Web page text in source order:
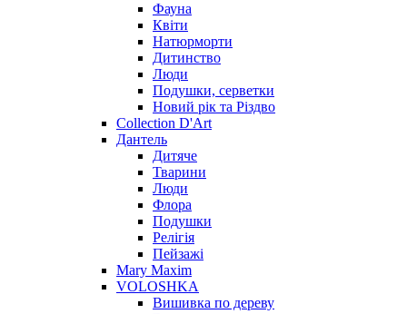
Фауна
Квіти
Натюрморти
Дитинство
Люди
Подушки, серветки
Новий рік та Різдво
Collection D'Art
Дантель
Дитяче
Тварини
Люди
Флора
Подушки
Релігія
Пейзажі
Mary Maxim
VOLOSHKA
Вишивка по дереву